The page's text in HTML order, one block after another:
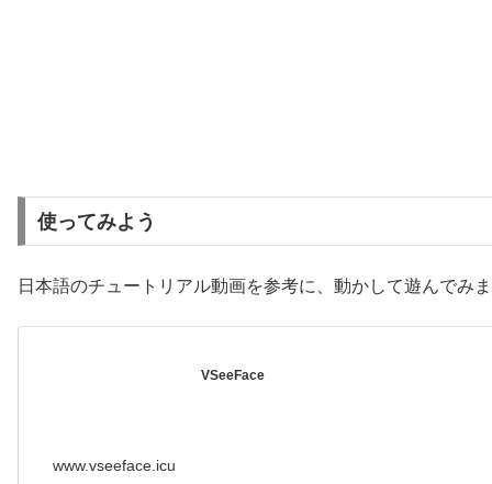
使ってみよう
日本語のチュートリアル動画を参考に、動かして遊んでみ
VSeeFace
www.vseeface.icu